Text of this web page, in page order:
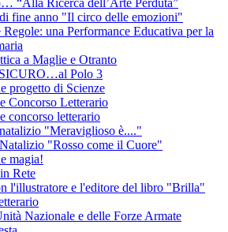
“Alla Ricerca dell’Arte Perduta”
fine anno "Il circo delle emozioni"
una Performance Educativa per la
a Maglie e Otranto
Polo 3
progetto di Scienze
Concorso Letterario
concorso letterario
"Meraviglioso è...."
"Rosso come il Cuore"
magia!
Rete
l'illustratore e l'editore del libro "Brilla"
Nazionale e delle Forze Armate